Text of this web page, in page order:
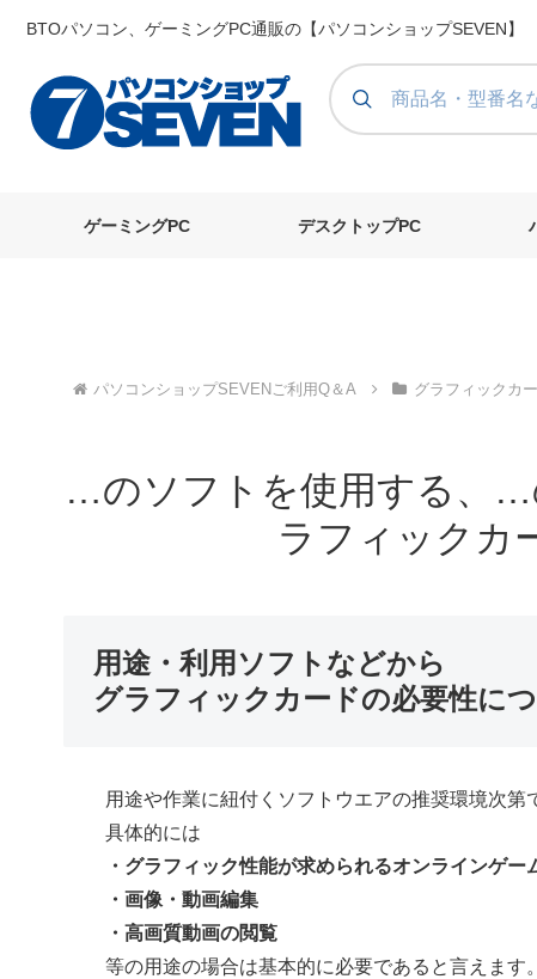
BTOパソコン、ゲーミングPC通販の【パソコンショップSEVEN】
ゲーミングPC デスクトップPC
パソコンショップSEVENご利用Q＆A グラフィックカ
…のソフトを使用する、…
ラフィックカ
用途・利用ソフトなどから
グラフィックカードの必要性に
用途や作業に紐付くソフトウエアの推奨環境次第
具体的には
・グラフィック性能が求められるオンラインゲー
・画像・動画編集
・高画質動画の閲覧
等の用途の場合は基本的に必要であると言えます。